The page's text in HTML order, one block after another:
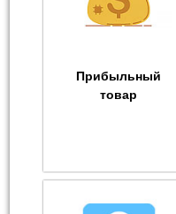
Прибыльный
товар